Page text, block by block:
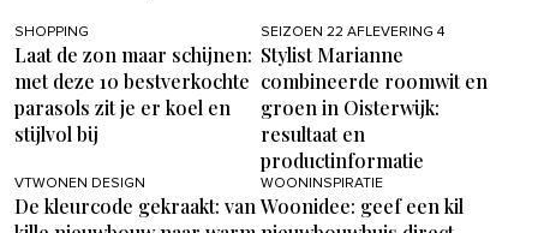
SHOPPING
Laat de zon maar schijnen:
met deze 10 bestverkochte
parasols zit je er koel en
stijlvol bij
SEIZOEN 22 AFLEVERING 4
Stylist Marianne
combineerde roomwit en
groen in Oisterwijk:
resultaat en
productinformatie
VTWONEN DESIGN
De kleurcode gekraakt: van
WOONINSPIRATIE
Woonidee: geef een kil